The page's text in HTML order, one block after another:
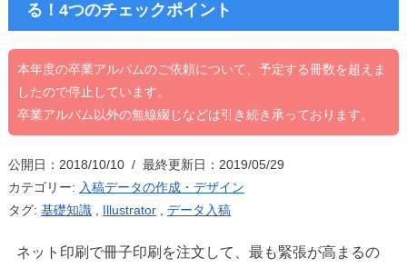
る！4つのチェックポイント
本年度の卒業アルバムのご依頼について、予定する冊数を超えま
したので停止しています。
卒業アルバム以外の無線綴じなどは引き続き承っております。
公開日：2018/10/10 / 最終更新日：2019/05/29
カテゴリー: 入稿データの作成・デザイン
タグ: 基礎知識, Illustrator, データ入稿
ネット印刷で冊子印刷を注文して、最も緊張が高まるの